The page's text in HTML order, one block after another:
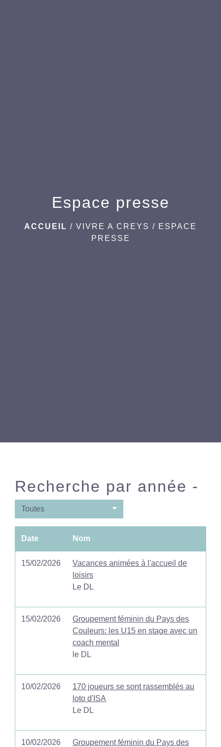
Espace presse
ACCUEIL / VIVRE A CREYS / ESPACE
PRESSE
Recherche par année -
Toutes
Date Nom
15/02/2026
Vacances animées à l'accueil de
loisirs
Le DL
15/02/2026
Groupement féminin du Pays des
Couleurs: les U15 en stage avec un
coach mental
le DL
10/02/2026
170 joueurs se sont rassemblés au
loto d'ISA
Le DL
10/02/2026
Groupement féminin du Pays des